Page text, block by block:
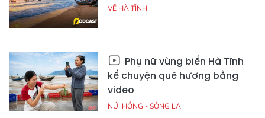
VỀ HÀ TĨNH
Phụ nữ vùng biển Hà Tĩnh
kể chuyện quê hương bằng
video
NÚI HỒNG - SÔNG LA